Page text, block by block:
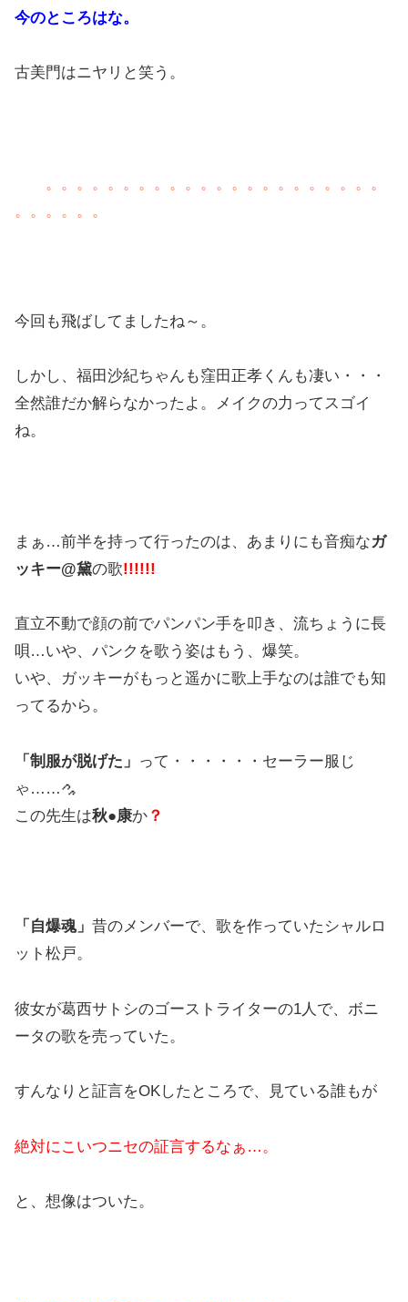
今のところはな。
古美門はニヤリと笑う。
。。。。。。。。。。。。。。。。。。。。。。
。。。。。。
今回も飛ばしてましたね～。
しかし、福田沙紀ちゃんも窪田正孝くんも凄い・・・
全然誰だか解らなかったよ。メイクの力ってスゴイ
ね。
まぁ…前半を持って行ったのは、あまりにも音痴なガ
ッキー@黛の歌!!!!!!
直立不動で顔の前でパンパン手を叩き、流ちょうに長
唄…いや、パンクを歌う姿はもう、爆笑。
いや、ガッキーがもっと遥かに歌上手なのは誰でも知
ってるから。
「制服が脱げた」 って・・・・・・セーラー服じ
ゃ……
この先生は秋●康か ？
「自爆魂」 昔のメンバーで、歌を作っていたシャルロ
ット松戸。
彼女が葛西サトシのゴーストライターの1人で、ボニ
ータの歌を売っていた。
すんなりと証言をOKしたところで、見ている誰もが
絶対にこいつニセの証言するなぁ…。
と、想像はついた。